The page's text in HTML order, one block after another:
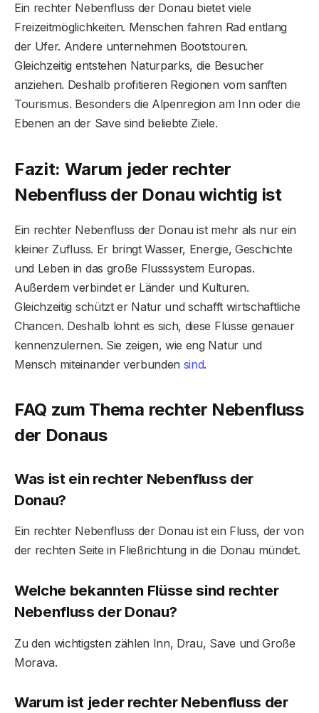
Ein rechter Nebenfluss der Donau bietet viele
Freizeitmöglichkeiten. Menschen fahren Rad entlang
der Ufer. Andere unternehmen Bootstouren.
Gleichzeitig entstehen Naturparks, die Besucher
anziehen. Deshalb profitieren Regionen vom sanften
Tourismus. Besonders die Alpenregion am Inn oder die
Ebenen an der Save sind beliebte Ziele.
Fazit: Warum jeder rechter
Nebenfluss der Donau wichtig ist
Ein rechter Nebenfluss der Donau ist mehr als nur ein
kleiner Zufluss. Er bringt Wasser, Energie, Geschichte
und Leben in das große Flusssystem Europas.
Außerdem verbindet er Länder und Kulturen.
Gleichzeitig schützt er Natur und schafft wirtschaftliche
Chancen. Deshalb lohnt es sich, diese Flüsse genauer
kennenzulernen. Sie zeigen, wie eng Natur und
Mensch miteinander verbunden sind.
FAQ zum Thema rechter Nebenfluss
der Donaus
Was ist ein rechter Nebenfluss der
Donau?
Ein rechter Nebenfluss der Donau ist ein Fluss, der von
der rechten Seite in Fließrichtung in die Donau mündet.
Welche bekannten Flüsse sind rechter
Nebenfluss der Donau?
Zu den wichtigsten zählen Inn, Drau, Save und Große
Morava.
Warum ist jeder rechter Nebenfluss der